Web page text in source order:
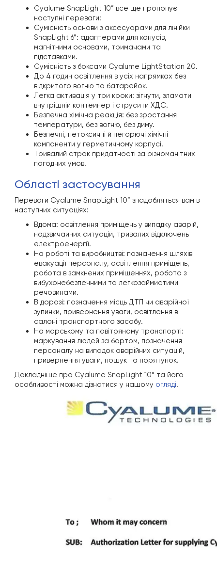
Cyalume SnapLight 10” все ще пропонує
наступні переваги:
Сумісність основи з аксесуарами для лінійки
SnapLight 6”: адаптерами для конусів,
магнітними основами, тримачами та
підставками.
Сумісність з боксами Cyalume LightStation 20.
До 4 годин освітлення в усіх напрямках без
відкритого вогню та батарейок.
Легка активація у три кроки: зігнути, зламати
внутрішній контейнер і струсити ХДС.
Безпечна хімічна реакція: без зростання
температури, без вогню, без диму.
Безпечні, нетоксичні й негорючі хімічні
компоненти у герметичному корпусі.
Тривалий строк придатності за різноманітних
погодних умов.
області застосування
Переваги Cyalume SnapLight 10” знадобляться вам в
наступних ситуаціях:
Вдома: освітлення приміщень у випадку аварій,
надзвичайних ситуацій, тривалих відключень
електроенергії.
На роботі та виробництві: позначення шляхів
евакуації персоналу, освітлення приміщень,
робота в замкнених приміщеннях, робота з
вибухонебезпечними та легкозаймистими
речовинами.
В дорозі: позначення місць ДТП чи аварійної
зупинки, привернення уваги, освітлення в
салоні транспортного засобу.
На морському та повітряному транспорті:
маркування людей за бортом, позначення
персоналу на випадок аварійних ситуацій,
привернення уваги, пошук та порятунок.
Докладніше про Cyalume SnapLight 10” та його
особливості можна дізнатися у нашому огляді.